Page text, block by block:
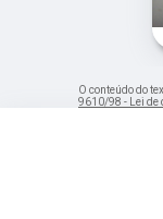
O conteúdo do
9610/98 - Lei